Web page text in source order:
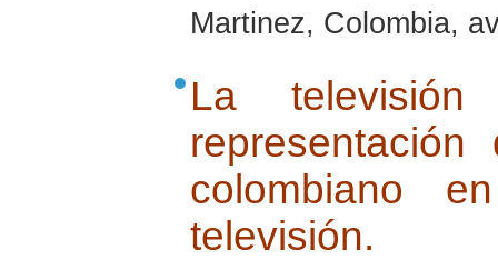
Martinez, Colombia,
La
colombiano
televisión.